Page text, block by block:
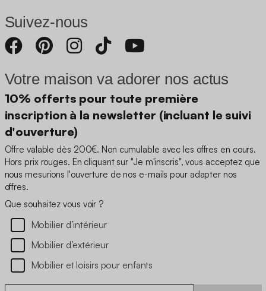
Suivez-nous
Votre maison va adorer nos actus
10% offerts pour toute première
inscription à la newsletter (incluant le suivi
d'ouverture)
Offre valable dès 200€. Non cumulable avec les offres en cours.
Hors prix rouges. En cliquant sur "Je m'inscris", vous acceptez que
nous mesurions l'ouverture de nos e-mails pour adapter nos
offres.
Que souhaitez vous voir ?
Mobilier d’intérieur
Mobilier d’extérieur
Mobilier et loisirs pour enfants